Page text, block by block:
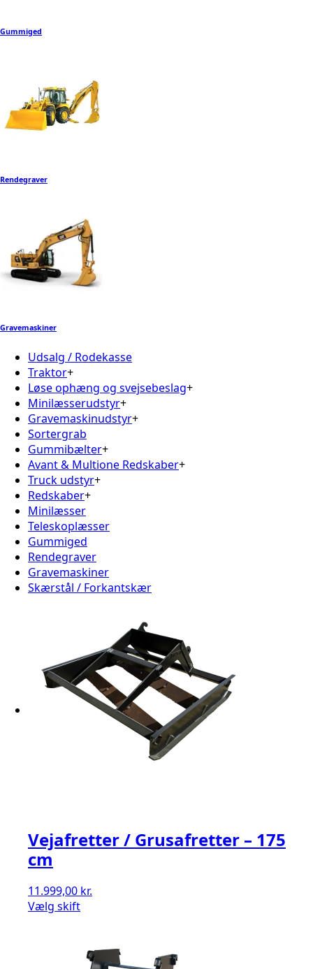
Gummiged
Rendegraver
Gravemaskiner
Udsalg / Rodekasse
Traktor+
Løse ophæng og svejsebeslag+
Minilæsserudstyr+
Gravemaskinudstyr+
Sortergrab
Gummibælter+
Avant & Multione Redskaber+
Truck udstyr+
Redskaber+
Minilæsser
Teleskoplæsser
Gummiged
Rendegraver
Gravemaskiner
Skærstål / Forkantskær
Vejafretter / Grusafretter – 175
cm
11.999,00 kr.
Vælg skift